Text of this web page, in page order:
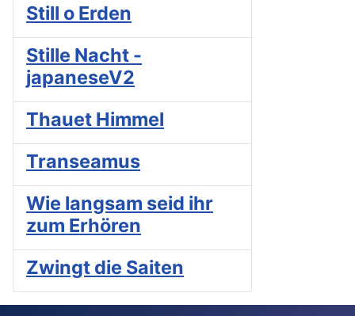
Still o Erden
Stille Nacht -
japaneseV2
Thauet Himmel
Transeamus
Wie langsam seid ihr
zum Erhören
Zwingt die Saiten